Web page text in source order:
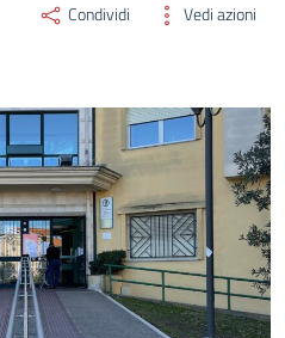
Condividi Vedi azioni